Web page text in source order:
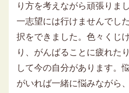
り方を考えながら頑張りま
一志望には行けませんでし
択をできました。色々くじ
り、がんばることに疲れた
して今の自分があります。
がいれば一緒に悩みながら